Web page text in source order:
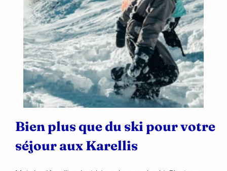
Bien plus que du ski pour votre
séjour aux Karellis